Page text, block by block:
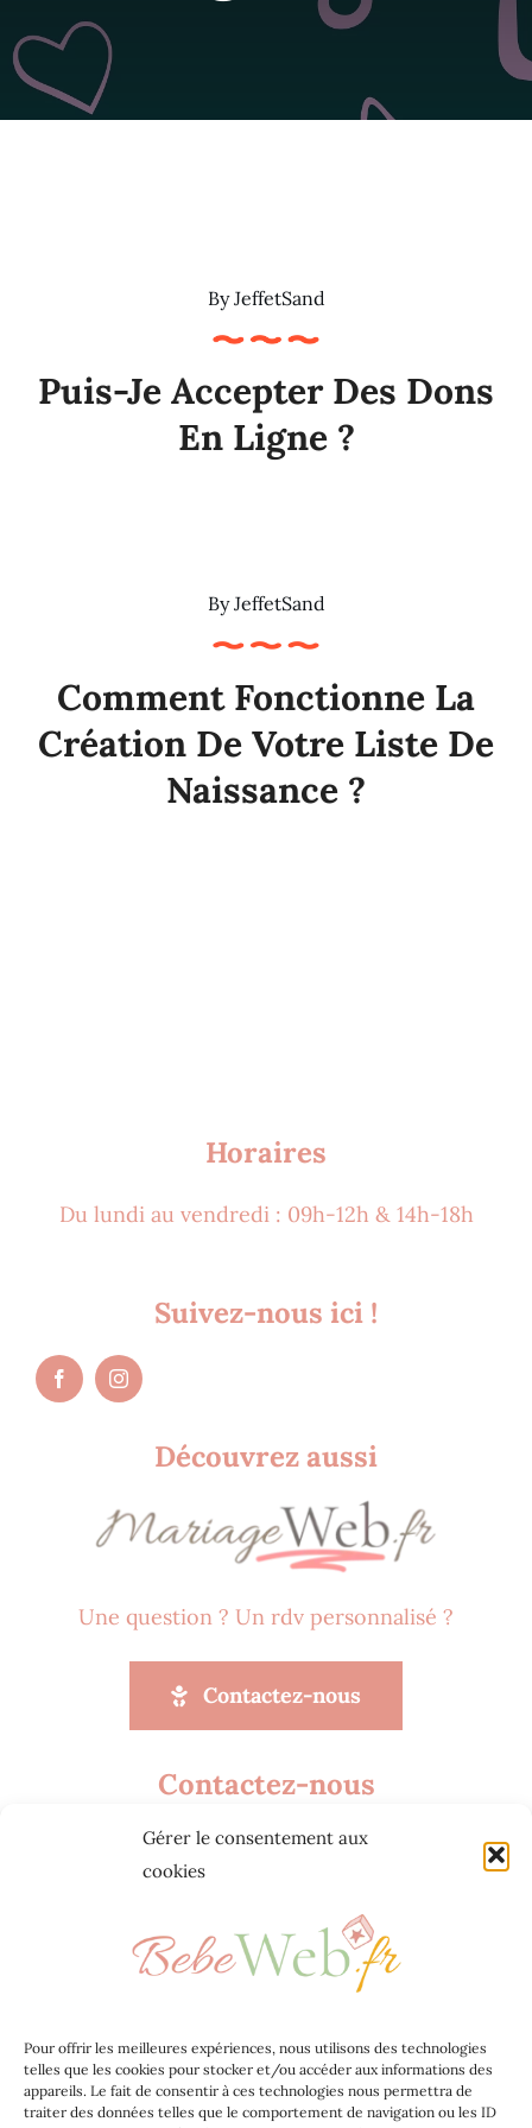
Gérer le consentement aux
cookies
Pour offrir les meilleures expériences, nous utilisons des technologies
telles que les cookies pour stocker et/ou accéder aux informations des
appareils. Le fait de consentir à ces technologies nous permettra de
traiter des données telles que le comportement de navigation ou les ID
ByJeffetSand
Puis-Je Accepter Des Dons
En Ligne ?
ByJeffetSand
Comment Fonctionne La
Création De Votre Liste De
Naissance ?
Horaires
Du lundi au vendredi : 09h-12h & 14h-18h
Suivez-nous ici !
Découvrez aussi
Une question ? Un rdv personnalisé ?
Contactez-nous
Contactez-nous
Agence web Jeff Concept
268 Rue Audéoud 83000 Toulon
contact@bebeweb.fr
Jeff Concept